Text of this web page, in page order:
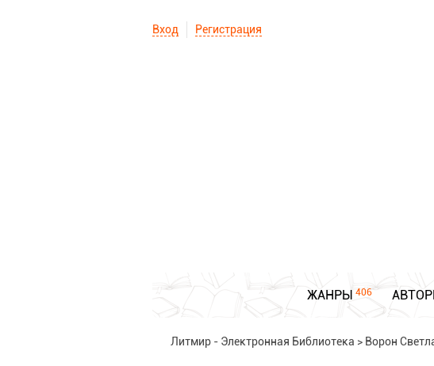
Вход Регистрация
ЖАНРЫ 406
Литмир - Электронная Библиотека > Ворон